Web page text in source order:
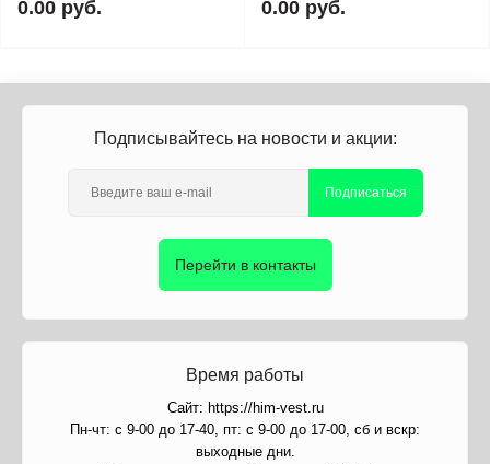
0.00 руб. 0.00 руб.
Подписывайтесь на новости и акции:
Подписаться
Перейти в контакты
Время работы
Сайт: https://him-vest.ru
Пн-чт: с 9-00 до 17-40, пт: с 9-00 до 17-00, сб и вскр:
выходные дни.